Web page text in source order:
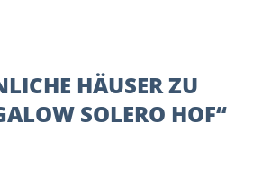
HÄUSER ZU
SOLERO HOF“